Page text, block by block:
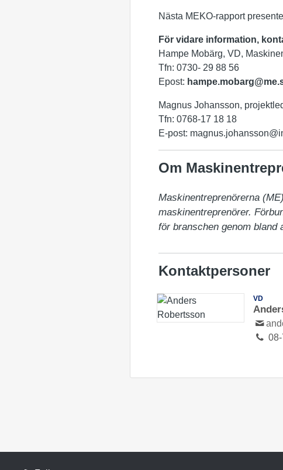
Nästa MEKO-rapport
För vidare information,
Hampe Mobärg, VD,
Tfn: 0730- 29 88 56
Epost:
Magnus Johansson,
Tfn: 0768-17 18 18
E-post:
Om
Maskinentreprenörerna
maskinentreprenörer.
för branschen genom
Kontaktpersoner
VD